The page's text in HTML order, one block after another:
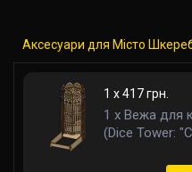
Аксесуари для Місто
1 x 417 грн.
1 x Вежа для
(Dice Tower: